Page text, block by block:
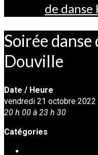
de danse
Soirée
Douville
Date / Heure
vendredi 21 octobre 2022
20 h 00 à 23 h 30
Catégories